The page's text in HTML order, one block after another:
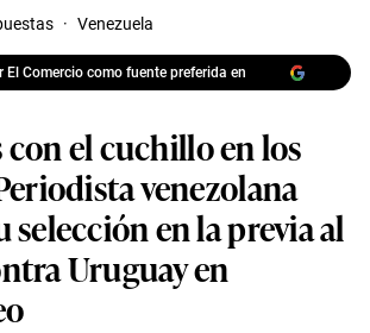
· Venezuela
El Comercio como fuente preferida en
con el cuchillo en los
venezolana
selección en la previa al
Uruguay en